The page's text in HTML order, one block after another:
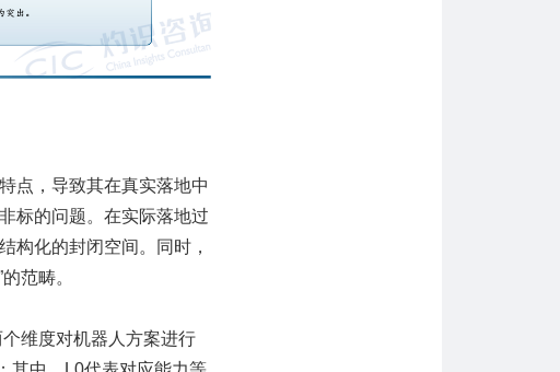
点，导致其在真实落地中
标的问题。在实际落地过
构化的封闭空间。同时，
范畴。
个维度对机器人方案进行